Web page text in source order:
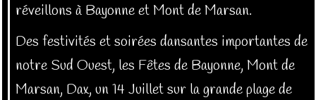
réveillons à Bayonne et Mont de Marsan.
Des festivités et soirées dansantes importantes de
notre Sud Ouest, les Fêtes de Bayonne, Mont de
Marsan, Dax, un 14 Juillet sur la grande plage de